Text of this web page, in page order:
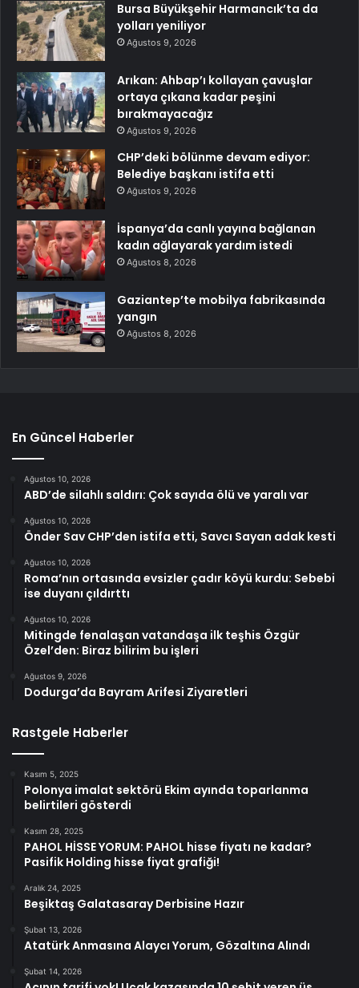
Bursa Büyükşehir Harmancık’ta da
yolları yeniliyor
Ağustos 9, 2026
Arıkan: Ahbap’ı kollayan çavuşlar
ortaya çıkana kadar peşini
bırakmayacağız
Ağustos 9, 2026
CHP’deki bölünme devam ediyor:
Belediye başkanı istifa etti
Ağustos 9, 2026
İspanya’da canlı yayına bağlanan
kadın ağlayarak yardım istedi
Ağustos 8, 2026
Gaziantep’te mobilya fabrikasında
yangın
Ağustos 8, 2026
En Güncel Haberler
Ağustos 10, 2026
ABD’de silahlı saldırı: Çok sayıda ölü ve yaralı var
Ağustos 10, 2026
Önder Sav CHP’den istifa etti, Savcı Sayan adak kesti
Ağustos 10, 2026
Roma’nın ortasında evsizler çadır köyü kurdu: Sebebi
ise duyanı çıldırttı
Ağustos 10, 2026
Mitingde fenalaşan vatandaşa ilk teşhis Özgür
Özel’den: Biraz bilirim bu işleri
Ağustos 9, 2026
Dodurga’da Bayram Arifesi Ziyaretleri
Rastgele Haberler
Kasım 5, 2025
Polonya imalat sektörü Ekim ayında toparlanma
belirtileri gösterdi
Kasım 28, 2025
PAHOL HİSSE YORUM: PAHOL hisse fiyatı ne kadar?
Pasifik Holding hisse fiyat grafiği!
Aralık 24, 2025
Beşiktaş Galatasaray Derbisine Hazır
Şubat 13, 2026
Atatürk Anmasına Alaycı Yorum, Gözaltına Alındı
Şubat 14, 2026